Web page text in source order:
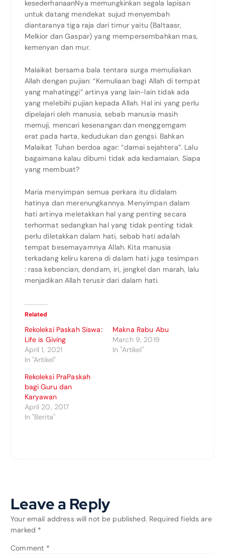
kesederhanaanNya memungkinkan segala lapisan
untuk datang mendekat sujud menyembah
diantaranya tiga raja dari timur yaitu (Baltaasr,
Melkior dan Gaspar) yang mempersembahkan mas,
kemenyan dan mur.
Malaikat bersama bala tentara surga memuliakan
Allah dengan pujian: “Kemuliaan bagi Allah di tempat
yang mahatinggi” artinya yang lain-lain tidak ada
yang melebihi pujian kepada Allah. Hal ini yang perlu
dipelajari oleh manusia, sebab manusia masih
memuji, mencari kesenangan dan menggemgam
erat pada harta, kedudukan dan gengsi. Bahkan
Malaikat Tuhan berdoa agar: “damai sejahtera”. Lalu
bagaimana kalau dibumi tidak ada kedamaian. Siapa
yang membuat?
Maria menyimpan semua perkara itu didalam
hatinya dan merenungkannya. Menyimpan dalam
hati artinya meletakkan hal yang penting secara
terhormat sedangkan hal yang tidak penting tidak
perlu diletakkan dalam hati, sebab hati adalah
tempat besemayamnya Allah. Kita manusia
terkadang keliru karena di dalam hati juga tesimpan
: rasa kebencian, dendam, iri, jengkel dan marah, lalu
menjadikan Allah terusir dari dalam hati.
Related
Rekoleksi Paskah Siswa:
Life is Giving
April 1, 2021
In "Artikel"
Makna Rabu Abu
March 9, 2019
In "Artikel"
Rekoleksi PraPaskah
bagi Guru dan
Karyawan
April 20, 2017
In "Berita"
Leave a Reply
Your email address will not be published. Required fields are
marked *
Comment *